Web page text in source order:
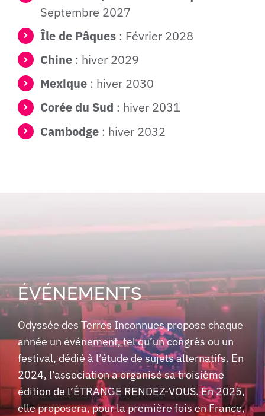
Septembre 2027
Île de Pâques : Février 2028
Chine : hiver 2029
Mexique : hiver 2030
Corée du Sud : hiver 2031
Cambodge : hiver 2032
ÉVÉNEMENTS
Odyssée des Terres Inconnues propose chaque
année un événement, tel qu’un congrès ou un
festival, dédié à l’étude de sujets alternatifs. En
2024, l’association a organisé sa troisième
édition de l’ÉTRANGE RENDEZ-VOUS. En 2025,
elle proposera, pour la première fois en France,